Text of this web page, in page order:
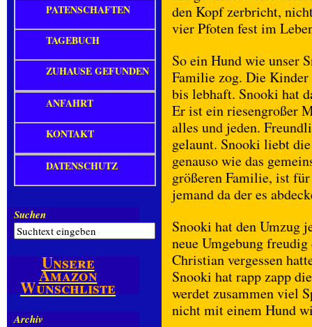
den Kopf zerbricht,
vier Pfoten fest im
So ein Hund wie unser
Familie zog. Die Kinder
bis lebhaft. Snooki hat
Er ist ein riesengroßer
alles und jeden.
gelaunt. Snooki liebt
genauso wie das
größeren Familie, ist
jemand da der es
Snooki hat den Umzug
neue Umgebung
Christian vergessen
Snooki hat rapp zapp
werdet zusammen viel
nicht mit einem Hund
PATENSCHAFTEN
TAGEBUCH
ZUHAUSE GEFUNDEN
ANFAHRT
KONTAKT
DATENSCHUTZ
Suchen
Unsere
Amazon
Wunschliste
Archiv